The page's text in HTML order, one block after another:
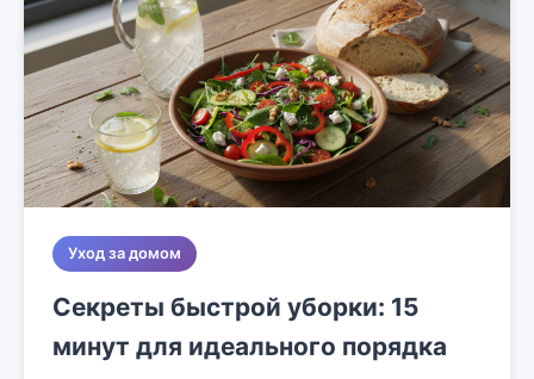
Уход за домом
Секреты быстрой уборки: 15
минут для идеального порядка